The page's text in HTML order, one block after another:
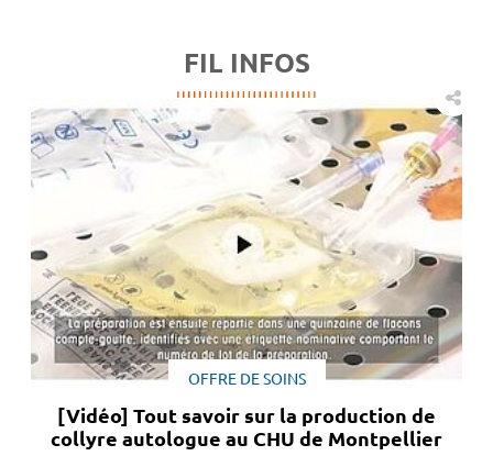
FIL INFOS
OFFRE DE SOINS
[Vidéo] Tout savoir sur la production de
collyre autologue au CHU de Montpellier